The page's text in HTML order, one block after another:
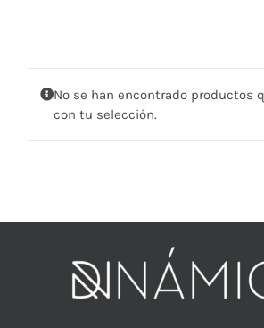
No se han encontrado productos
con tu selección.